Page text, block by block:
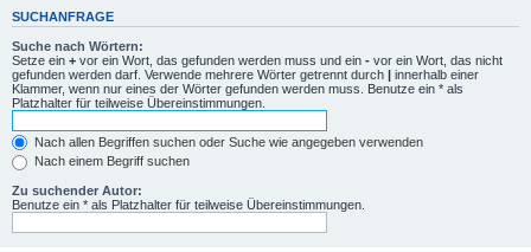
SUCHANFRAGE
Suche nach Wörtern:
Setze ein + vor ein Wort, das gefunden werden muss und ein - vor ein Wort, das nicht
gefunden werden darf. Verwende mehrere Wörter getrennt durch | innerhalb einer
Klammer, wenn nur eines der Wörter gefunden werden muss. Benutze ein * als
Platzhalter für teilweise Übereinstimmungen.
Nach allen Begriffen suchen oder Suche wie angegeben verwenden
Nach einem Begriff suchen
Zu suchender Autor:
Benutze ein * als Platzhalter für teilweise Übereinstimmungen.